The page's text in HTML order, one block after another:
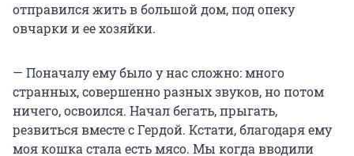
отправился жить в большой дом, под опеку
овчарки и ее хозяйки.
— Поначалу ему было у нас сложно: много
странных, совершенно разных звуков, но потом
ничего, освоился. Начал бегать, прыгать,
резвиться вместе с Гердой. Кстати, благодаря ему
моя кошка стала есть мясо. Мы когда вводили